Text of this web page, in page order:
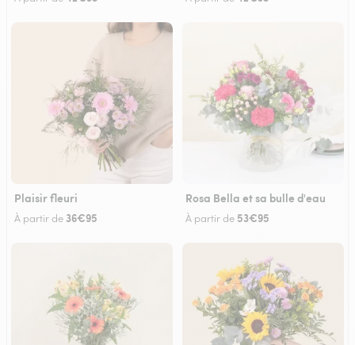
Plaisir fleuri
À partir de 36€95
Rosa Bella et sa bulle d'eau
À partir de 53€95